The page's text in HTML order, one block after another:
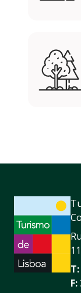
T:
F: